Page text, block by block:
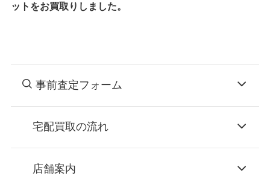
ットをお買取りしました。
事前査定フォーム
宅配買取の流れ
お申込み
店舗案内